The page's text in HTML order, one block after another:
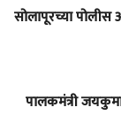
सोलापूरच्या
पालकमंत्री